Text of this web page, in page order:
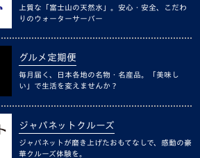
上質な「富士山の天然水」。安心・安全、こだわ
りのウォーターサーバー
グルメ定期便
毎月届く、日本各地の名物・名産品。「美味し
い」で生活を変えませんか？
ジャパネットクルーズ
ジャパネットが磨き上げたおもてなしで、感動の豪
華クルーズ体験を。